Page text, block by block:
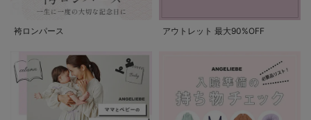
袴ロンパース アウトレット 最大90%OFF